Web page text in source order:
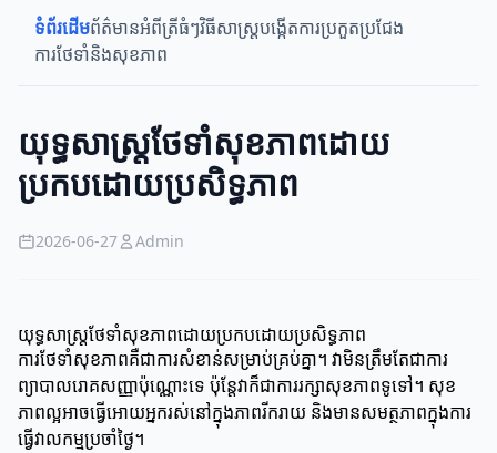
ទំព័រដើមព័ត៌មានអំពីត្រីធំៗវិធីសាស្រ្តបង្កើតការប្រកួតប្រជែង
ការថែទាំនិងសុខភាព
យុទ្ធសាស្ត្រថែទាំសុខភាពដោយ
ប្រកបដោយប្រសិទ្ធភាព
2026-06-27 Admin
យុទ្ធសាស្ត្រថែទាំសុខភាពដោយប្រកបដោយប្រសិទ្ធភាព
ការថែទាំសុខភាពគឺជាការសំខាន់សម្រាប់គ្រប់គ្នា។ វាមិនត្រឹមតែជាការ
ព្យាបាលរោគសញ្ញាប៉ុណ្ណោះទេ ប៉ុន្តែវាក៏ជាការ​រក្សាសុខភាពទូទៅ។ សុខ
ភាពល្អអាចធ្វើអោយអ្នករស់នៅក្នុងភាពរីករាយ និងមានសមត្ថភាពក្នុងការ
ធ្វើវាលកម្មប្រចាំថ្ងៃ។